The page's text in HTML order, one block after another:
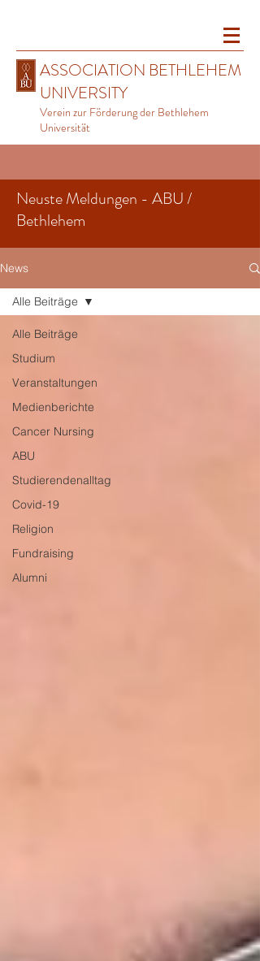
ASSOCIATION BETHLEHEM
UNIVERSITY
Verein zur Förderung der Bethlehem
Universität
Neuste Meldungen - ABU /
Bethlehem
News
Alle Beiträge
Studium
Veranstaltungen
Medienberichte
Cancer Nursing
ABU
Studierendenalltag
Covid-19
Religion
Fundraising
Alumni
Alle Beiträge